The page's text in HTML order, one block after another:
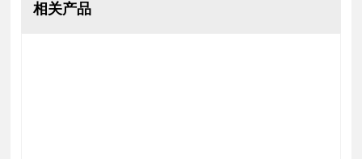
相关产品